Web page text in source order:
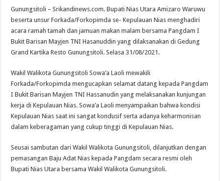
Gunungsitoli – Srikandinews.com. Bupati Nias Utara Amizaro Waruwu
beserta unsur Forkada/Forkopimda se- Kepulauan Nias menghadiri
acara ramah tamah dan jamuan makan malam bersama Pangdam I
Bukit Barisan Mayjen TNI Hasanuddin yang dilaksanakan di Gedung
Grand Kartika Resto Gunungsitoli. Selasa 31/08/2021.
Wakil Walikota Gunungsitoli Sowa’a Laoli mewakili
Forkada/Forkopimda mengucapkan selamat datang kepada Pangdam
I Bukit Barisan Mayjen TNI Hassanudin yang melaksanakan kunjungan
kerja di Kepulauan Nias. Sowa’a Laoli menyampaikan bahwa kondisi
Kepulauan Nias saat ini sangat kondusif serta adanya keharmonisan
dalam keberagaman yang cukup tinggi di Kepulauan Nias.
Seusai sambutan dari Wakil Walikota Gunungsitoli, dilanjutkan dengan
pemasangan Baju Adat Nias kepada Pangdam secara resmi oleh
Bupati Nias Utara bersama Wakil Walikota Gunungsitoli.